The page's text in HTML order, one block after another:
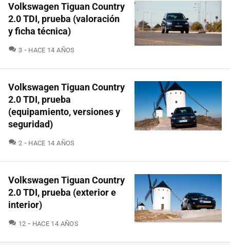
Volkswagen Tiguan Country
2.0 TDI, prueba (valoración
y ficha técnica)
3 COMENTARIOS
HACE 14 AÑOS
Volkswagen Tiguan Country
2.0 TDI, prueba
(equipamiento, versiones y
seguridad)
2 COMENTARIOS
HACE 14 AÑOS
Volkswagen Tiguan Country
2.0 TDI, prueba (exterior e
interior)
12 COMENTARIOS
HACE 14 AÑOS